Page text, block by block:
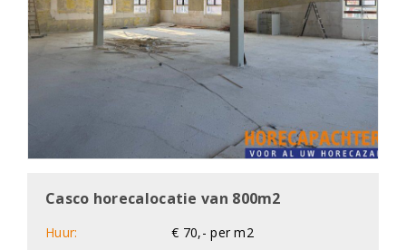
Casco horecalocatie van 800m2
Huur:
€ 70,- per m2